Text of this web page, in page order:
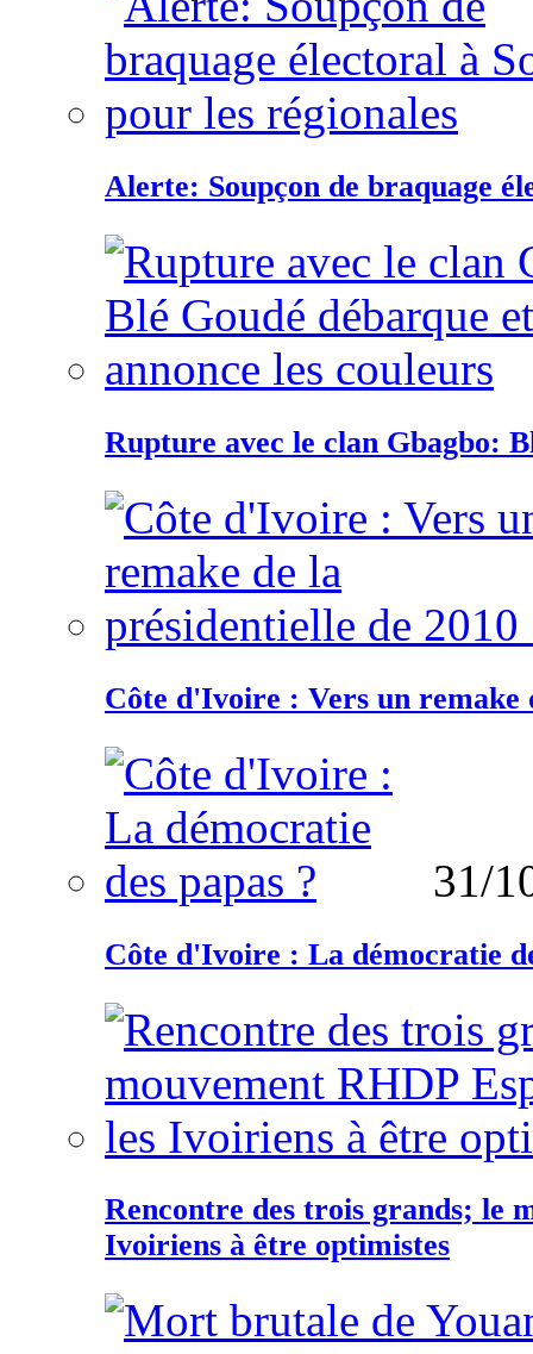
Alerte: Soupçon de braquage
Rupture avec le clan Gbagbo:
Côte d'Ivoire : Vers un remake
31/
Côte d'Ivoire : La démocratie
Rencontre des trois grands; le
Ivoiriens à être optimistes